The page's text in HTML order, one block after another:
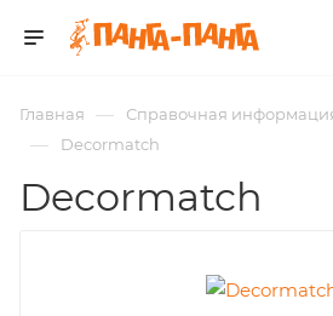
Главная — Справочная
— Decormatch
Decormatch